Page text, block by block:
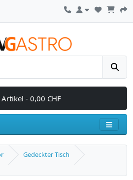
- 0,00 CHF
Gedeckter Tisch